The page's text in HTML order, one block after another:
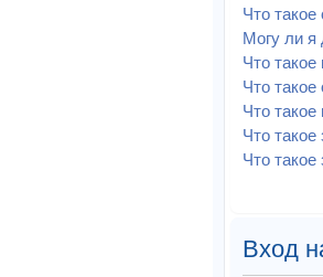
Что такое
Могу ли я
Что
Что такое
Что
Что
Что такое
Вход